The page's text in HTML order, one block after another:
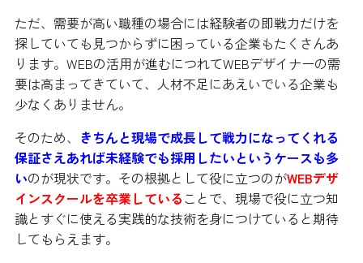
ただ、需要が高い職種の場合には経験者の即戦力だけを
探していても見つからずに困っている企業もたくさんあ
ります。WEBの活用が進むにつれてWEBデザイナーの需
要は高まってきていて、人材不足にあえいでいる企業も
少なくありません。
そのため、
きちんと現場で成長して戦力になってくれる
保証さえあれば未経験でも採用したいというケースも多
いのが現状です。その根拠として役に立つのがWEBデザ
インスクールを卒業していることで、現場で役に立つ知
識とすぐに使える実践的な技術を身につけていると期待
してもらえます。